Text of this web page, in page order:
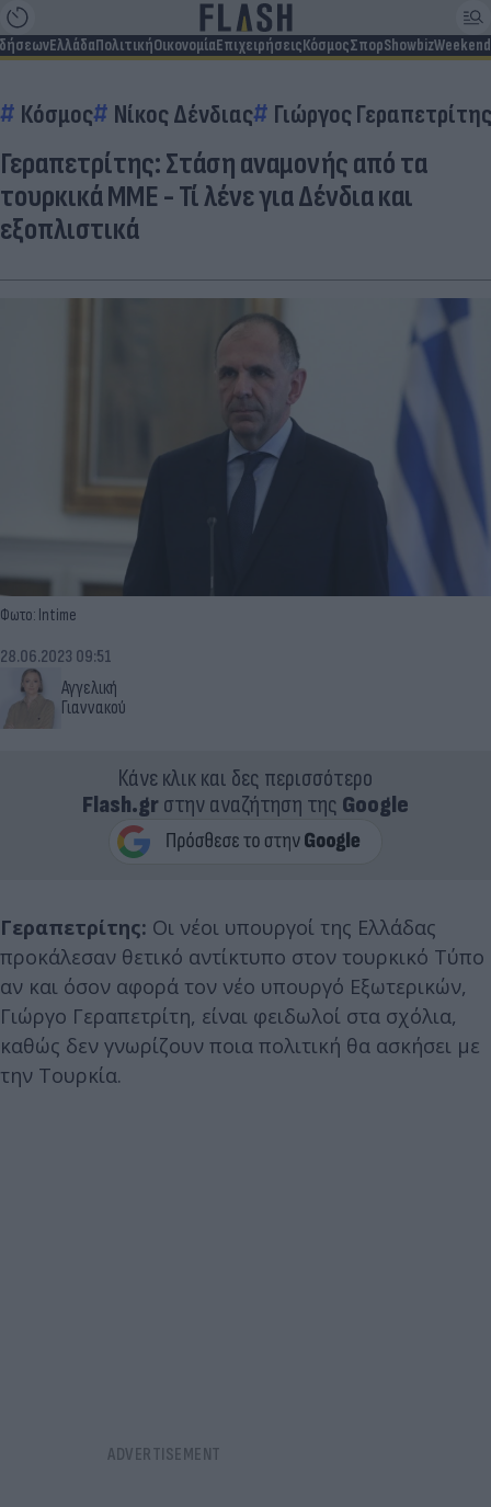
ΕλλάδαΠολιτικήΟικονομίαΕπιχειρήσειςΚόσμοςΣπορShowbizWeekend
Κόσμος Νίκος Δένδιας Γιώργος Γεραπετρίτης
Γεραπετρίτης: Στάση αναμονής από τα
τουρκικά ΜΜΕ - Τί λένε για Δένδια και
εξοπλιστικά
Φωτο: Intime
Αγγελική
Γιαννακού
28.06.2023 09:51
Κάνε κλικ και δες περισσότερο
Flash.grστην αναζήτηση της Google
Γεραπετρίτης: Οι νέοι υπουργοί της Ελλάδας
προκάλεσαν θετικό αντίκτυπο στον τουρκικό Τύπο
αν και όσον αφορά τον νέο υπουργό Εξωτερικών,
Γιώργο Γεραπετρίτη, είναι φειδωλοί στα σχόλια,
καθώς δεν γνωρίζουν ποια πολιτική θα ασκήσει με
την Τουρκία.